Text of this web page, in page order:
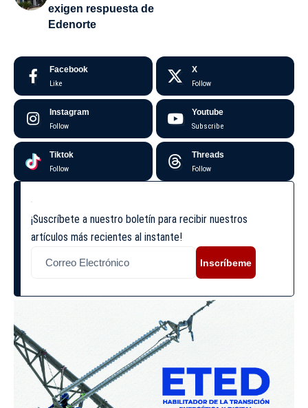
exigen respuesta de
Edenorte
Facebook
Like
X
Follow
Instagram
Follow
Youtube
Subscribe
Tiktok
Follow
Threads
Follow
¡Suscríbete a nuestro boletín para recibir nuestros
artículos más recientes al instante!
Inscríbeme